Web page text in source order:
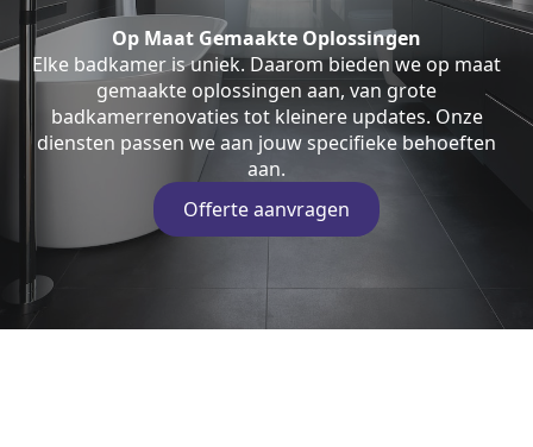
Op Maat Gemaakte Oplossingen
Elke badkamer is uniek. Daarom bieden we op maat
gemaakte oplossingen aan, van grote
badkamerrenovaties tot kleinere updates. Onze
diensten passen we aan jouw specifieke behoeften
aan.
Offerte aanvragen